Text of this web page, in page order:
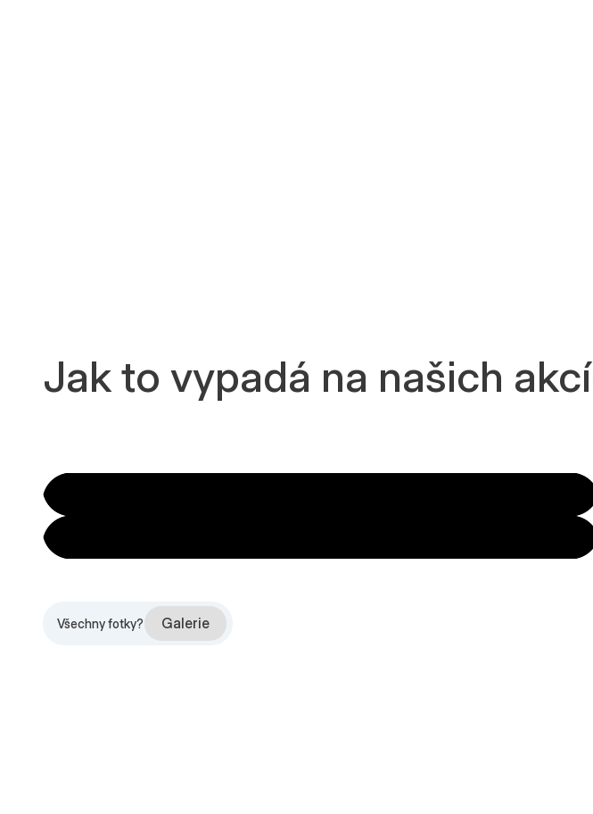
Jak to vypadá na našich
Všechny fotky? Galerie